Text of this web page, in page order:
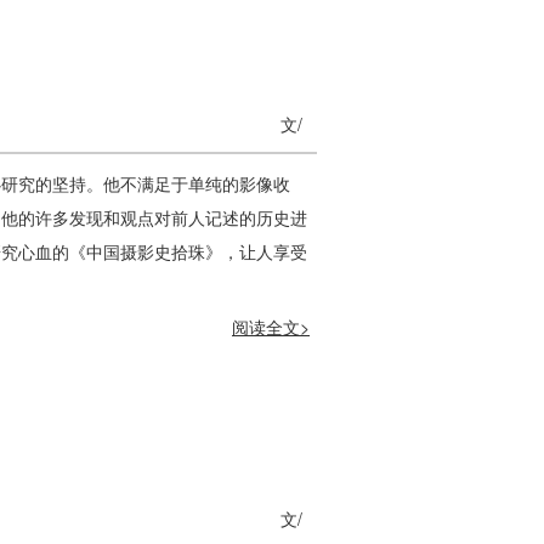
文/
究的坚持。他不满足于单纯的影像收
的许多发现和观点对前人记述的历史进
心血的《中国摄影史拾珠》，让人享受
阅读全文>
文/